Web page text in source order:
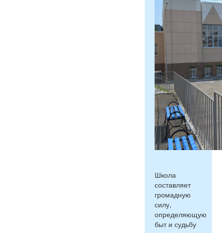
Школа
составляет
громадную
силу,
определяющую
быт и судьбу